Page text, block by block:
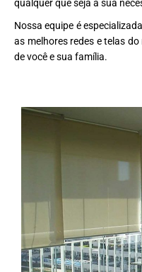
qualquer que seja a sua
Nossa equipe é
as melhores redes e telas
de você e sua família.